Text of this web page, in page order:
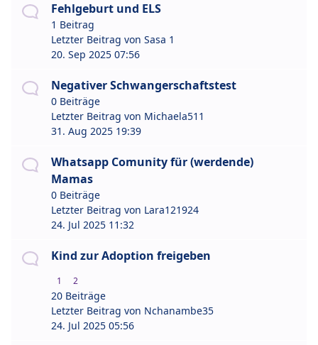
Fehlgeburt und ELS
1 Beitrag
Letzter Beitrag von Sasa 1
20. Sep 2025 07:56
Negativer Schwangerschaftstest
0 Beiträge
Letzter Beitrag von Michaela511
31. Aug 2025 19:39
Whatsapp Comunity für (werdende)
Mamas
0 Beiträge
Letzter Beitrag von Lara121924
24. Jul 2025 11:32
Kind zur Adoption freigeben
1 2
20 Beiträge
Letzter Beitrag von Nchanambe35
24. Jul 2025 05:56